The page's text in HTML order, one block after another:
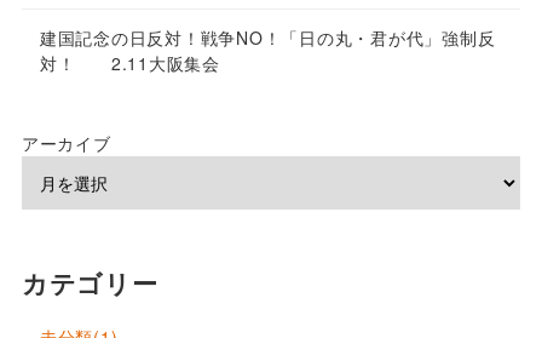
建国記念の日反対！戦争NO！「日の丸・君が代」強制反
対！ 2.11大阪集会
アーカイブ
カテゴリー